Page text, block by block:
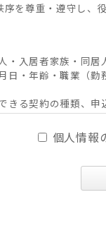
を尊重・遵守し
・入居者家族・同
日・年齢・職業（
きる契約の種類、
情報
の媒介・代理、紹
における利用並び
個人情報